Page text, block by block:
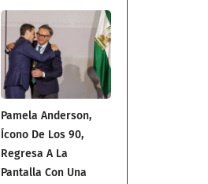
Pamela Anderson,
Ícono De Los 90,
Regresa A La
Pantalla Con Una